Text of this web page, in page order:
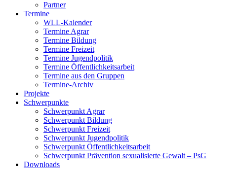
Partner
Termine
WLL-Kalender
Termine Agrar
Termine Bildung
Termine Freizeit
Termine Jugendpolitik
Termine Öffentlichkeitsarbeit
Termine aus den Gruppen
Termine-Archiv
Projekte
Schwerpunkte
Schwerpunkt Agrar
Schwerpunkt Bildung
Schwerpunkt Freizeit
Schwerpunkt Jugendpolitik
Schwerpunkt Öffentlichkeitsarbeit
Schwerpunkt Prävention sexualisierte Gewalt – PsG
Downloads